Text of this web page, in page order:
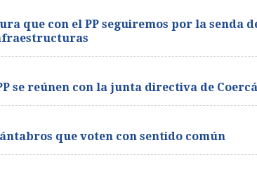
que con el PP seguiremos por la senda
se reúnen con la junta directiva de
que voten con sentido común